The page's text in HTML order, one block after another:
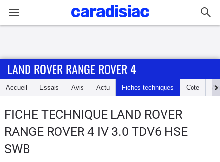
Accueil
Essais
Guide
d'achat
LAND ROVER RANGE ROVER 4
Accueil Essais Avis Actu Fiches techniques Cote
FICHE TECHNIQUE LAND ROVER
RANGE ROVER 4 IV 3.0 TDV6 HSE
SWB